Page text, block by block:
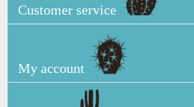
Customer service
My account